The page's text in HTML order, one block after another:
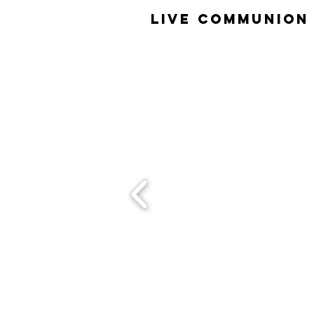
​LiVE COMMUNION